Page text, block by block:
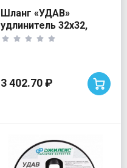
Шланг «УДАВ»
удлинитель 32х32,
Джилекс
3 402.70 ₽